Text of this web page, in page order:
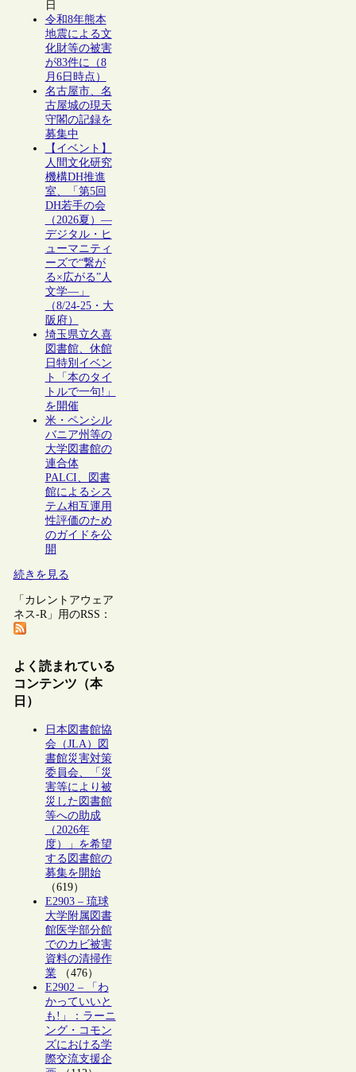
日
令和8年熊本
地震による文
化財等の被害
が83件に（8
月6日時点）
名古屋市、名
古屋城の現天
守閣の記録を
募集中
【イベント】
人間文化研究
機構DH推進
室、「第5回
DH若手の会
（2026夏）―
デジタル・ヒ
ューマニティ
ーズで“繋が
る×広がる”人
文学―」
（8/24-25・大
阪府）
埼玉県立久喜
図書館、休館
日特別イベン
ト「本のタイ
トルで一句!」
を開催
米・ペンシル
バニア州等の
大学図書館の
連合体
PALCI、図書
館によるシス
テム相互運用
性評価のため
のガイドを公
開
続きを見る
「カレントアウェア
ネス-R」用のRSS：
よく読まれている
コンテンツ（本
日）
日本図書館協
会（JLA）図
書館災害対策
委員会、「災
害等により被
災した図書館
等への助成
（2026年
度）」を希望
する図書館の
募集を開始
（619）
E2903 – 琉球
大学附属図書
館医学部分館
でのカビ被害
資料の清掃作
業（476）
E2902 – 「わ
かっていいと
も!」：ラーニ
ング・コモン
ズにおける学
際交流支援企